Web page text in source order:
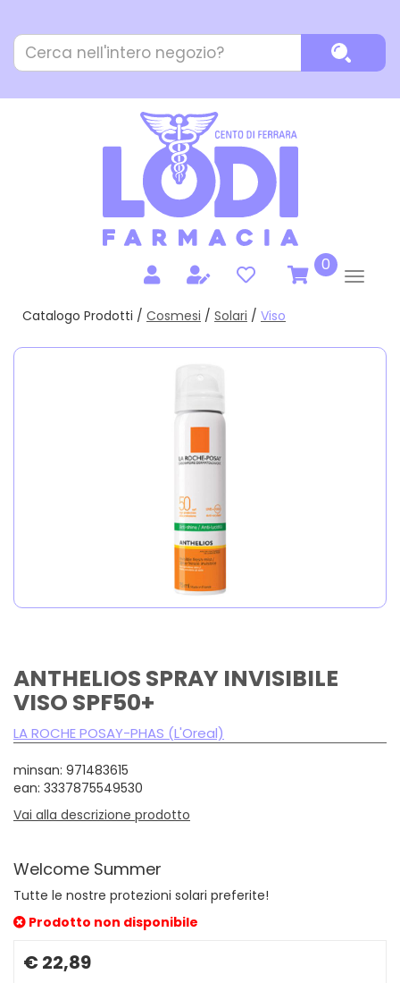
contenuto
principale
Cerca
Prodotto
0prodotti
inseriti
Catalogo Prodotti / Cosmesi / Solari / Viso
ANTHELIOS SPRAY INVISIBILE
VISO SPF50+
LA ROCHE POSAY-PHAS (L'Oreal)
minsan: 971483615
ean: 3337875549530
Vai alla descrizione prodotto
Welcome Summer
Tutte le nostre protezioni solari preferite!
Prodotto non disponibile
Prezzo
€ 22,89